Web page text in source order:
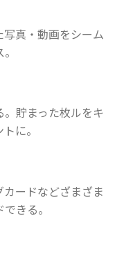
真・動画をシーム
貯まった枚ルをキ
に。
ードなどざまざま
きる。